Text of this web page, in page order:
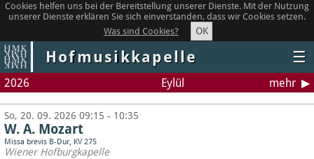
Cookies helfen uns bei der Bereitstellung unserer Dienste. Mit der Nutzung
unserer Dienste erklären Sie sich einverstanden, dass wir Cookies setzen.
Was sind Cookies?
OK
Hofmusikkapelle ☰
2026 Eylül mehr
So, 20. 09. 2026 09:15 - 10:35
W. A. Mozart
Missa brevis B-Dur, KV 275
Wiener Hofburgkapelle